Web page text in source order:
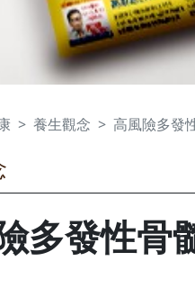
養生觀念 高風險多發
多發性骨